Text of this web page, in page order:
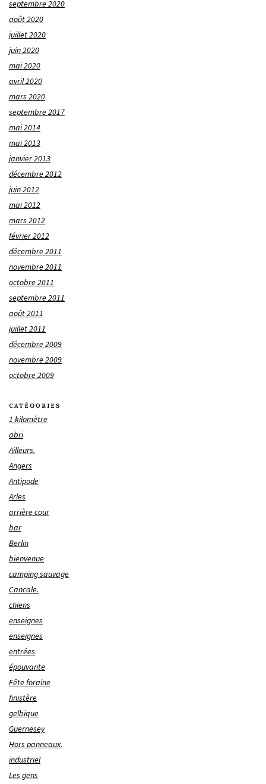
septembre 2020
août 2020
juillet 2020
juin 2020
mai 2020
avril 2020
mars 2020
septembre 2017
mai 2014
mai 2013
janvier 2013
décembre 2012
juin 2012
mai 2012
mars 2012
février 2012
décembre 2011
novembre 2011
octobre 2011
septembre 2011
août 2011
juillet 2011
décembre 2009
novembre 2009
octobre 2009
CATÉGORIES
1 kilomètre
abri
Ailleurs.
Angers
Antipode
Arles
arrière cour
bar
Berlin
bienvenue
camping sauvage
Cancale.
chiens
enseignes
enseignes
entrées
épouvante
Fête foraine
finistère
gelbique
Guernesey
Hors panneaux.
industriel
Les gens